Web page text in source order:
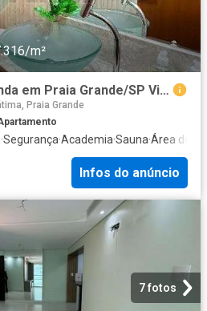
m²
Apartamento para Venda em Praia Grande/SP Vila Caiçara 3 Quartos
Praia Grande
·Segurança·Academia·Sauna·Área de
Infos do anúncio
7 fotos